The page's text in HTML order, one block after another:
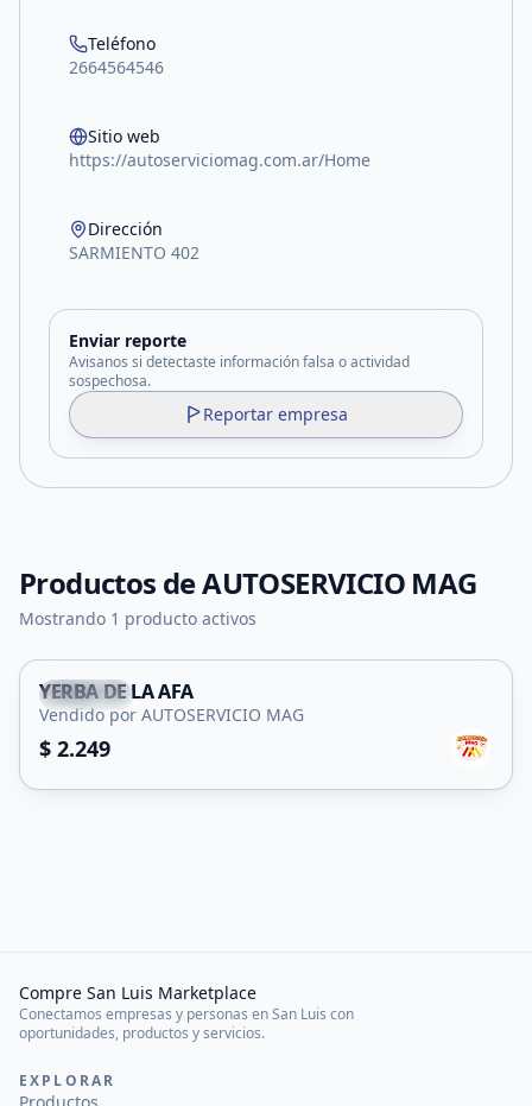
Teléfono
2664564546
Sitio web
https://autoserviciomag.com.ar/Home
Dirección
SARMIENTO 402
Enviar reporte
Avisanos si detectaste información falsa o actividad
sospechosa.
Reportar empresa
Productos deAUTOSERVICIO MAG
Mostrando 1 producto activos
Capital
YERBA DE LA AFA
Vendido por AUTOSERVICIO MAG
$ 2.249
Compre San Luis Marketplace
Conectamos empresas y personas en San Luis con
oportunidades, productos y servicios.
EXPLORAR